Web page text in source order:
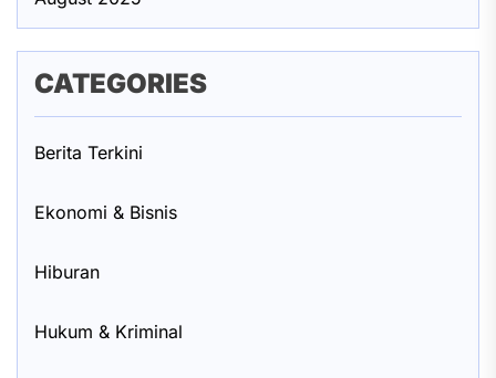
CATEGORIES
Berita Terkini
Ekonomi & Bisnis
Hiburan
Hukum & Kriminal